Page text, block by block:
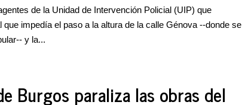
de la Unidad de Intervención Policial (UIP) que
impedía el paso a la altura de la calle Génova --donde se
y la...
Burgos paraliza las obras del